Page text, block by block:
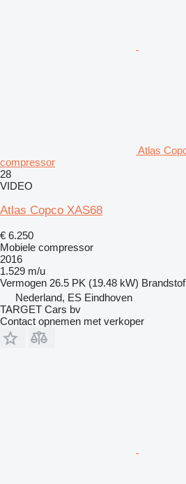
Atlas
compressor
28
VIDEO
Atlas Copco XAS68
€ 6.250
Mobiele compressor
2016
1.529 m/u
Vermogen 26.5 PK (19.48 kW) Brandstof
Nederland, ES Eindhoven
TARGET Cars bv
Contact opnemen met verkoper